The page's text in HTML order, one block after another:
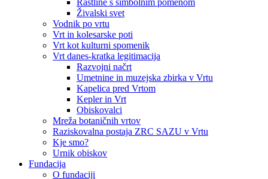
Živalski svet
Vodnik po vrtu
Vrt in kolesarske poti
Vrt kot kulturni spomenik
Vrt danes-kratka legitimacija
Razvojni načrt
Umetnine in muzejska zbirka v Vrtu
Kapelica pred Vrtom
Kepler in Vrt
Obiskovalci
Mreža botaničnih vrtov
Raziskovalna postaja ZRC SAZU v Vrtu
Kje smo?
Urnik obiskov
Fundacija
O fundaciji